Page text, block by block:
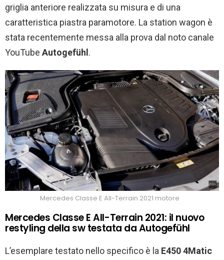
griglia anteriore realizzata su misura e di una
caratteristica piastra paramotore. La station wagon è
stata recentemente messa alla prova dal noto canale
YouTube Autogefühl .
Mercedes Classe E All-Terrain 2021 motore
Mercedes Classe E All-Terrain 2021: il nuovo
restyling della sw testata da Autogefühl
L’esemplare testato nello specifico è la E450 4Matic